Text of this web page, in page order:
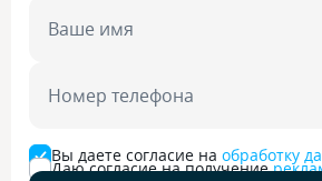
Ваше имя
Номер телефона
Вы даете согласие на обработку
Даю согласие на получение